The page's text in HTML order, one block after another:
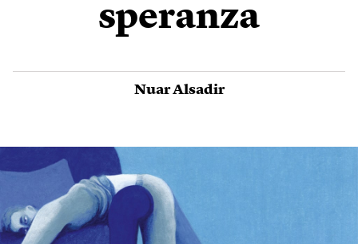
speranza
Nuar Alsadir